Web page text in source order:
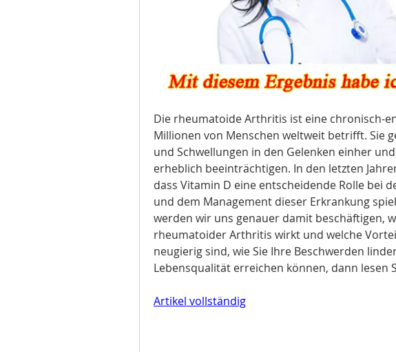
Die rheumatoide Arthritis ist eine chronisch-
Millionen von Menschen weltweit betrifft. Sie
und Schwellungen in den Gelenken einher
erheblich beeinträchtigen. In den letzten
dass Vitamin D eine entscheidende Rolle bei
und dem Management dieser Erkrankung
werden wir uns genauer damit beschäftigen,
rheumatoider Arthritis wirkt und welche
neugierig sind, wie Sie Ihre Beschwerden
Lebensqualität erreichen können, dann lesen
Artikel vollständig